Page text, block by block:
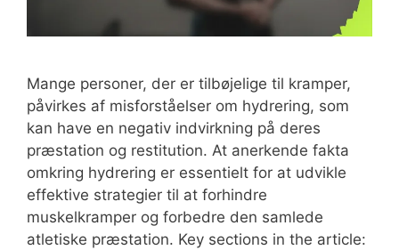
Mange personer, der er tilbøjelige til kramper,
påvirkes af misforståelser om hydrering, som
kan have en negativ indvirkning på deres
præstation og restitution. At anerkende fakta
omkring hydrering er essentielt for at udvikle
effektive strategier til at forhindre
muskelkramper og forbedre den samlede
atletiske præstation. Key sections in the article: